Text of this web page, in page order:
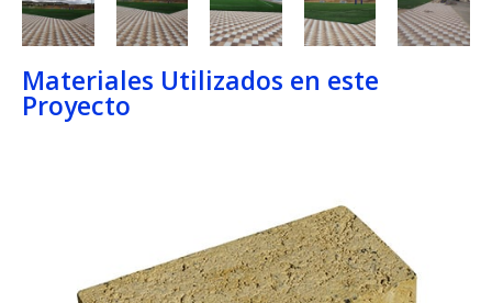
Materiales Utilizados en este
Proyecto